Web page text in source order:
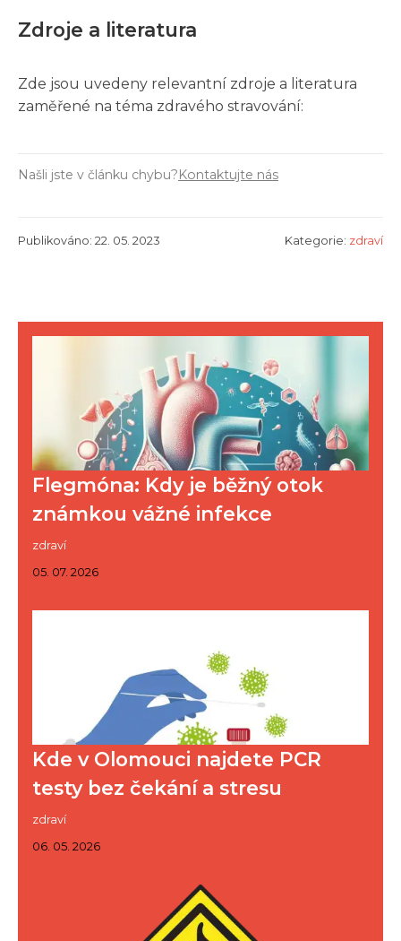
Zdroje a literatura
Zde jsou uvedeny relevantní zdroje a literatura
zaměřené na téma zdravého stravování:
Našli jste v článku chybu?Kontaktujte nás
Publikováno: 22. 05. 2023 Kategorie: zdraví
Flegmóna: Kdy je běžný otok
známkou vážné infekce
zdraví
05. 07. 2026
Kde v Olomouci najdete PCR
testy bez čekání a stresu
zdraví
06. 05. 2026